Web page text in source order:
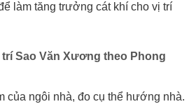
làm tăng trưởng cát khí cho vị trí
Sao Văn Xương theo Phong
của ngôi nhà, đo cụ thể hướng nhà.